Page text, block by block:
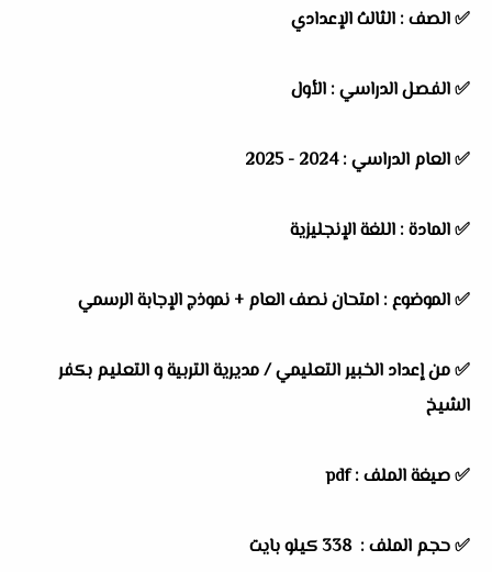
✅الصف : الثالث الإعدادي
✅الفصل الدراسي : الأول
✅العام الدراسي :2024 - 2025
✅المادة : اللغة الإنجليزية
✅الموضوع : امتحان نصف العام + نموذج الإجابة الرسمي
✅من إعداد الخبير التعليمي / مديرية التربية و التعليم بكفر
الشيخ
✅ صيغة الملف : pdf
✅ حجم الملف : 338 كيلو بايت